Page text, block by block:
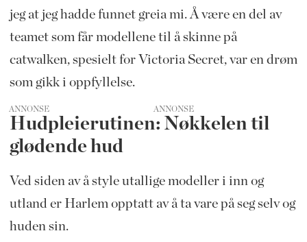
jeg at jeg hadde funnet greia mi. Å være en del av
teamet som får modellene til å skinne på
catwalken, spesielt for Victoria Secret, var en drøm
som gikk i oppfyllelse.
ANNONSE
Hudpleierutinen: Nøkkelen til
glødende hud
Ved siden av å style utallige modeller i inn og
utland er Harlem opptatt av å ta vare på seg selv og
huden sin.